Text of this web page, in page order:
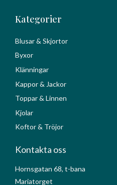
Kategorier
Blusar & Skjortor
Byxor
Klänningar
Kappor & Jackor
Toppar & Linnen
Kjolar
Koftor & Tröjor
Kontakta oss
Hornsgatan 68, t-bana
Mariatorget